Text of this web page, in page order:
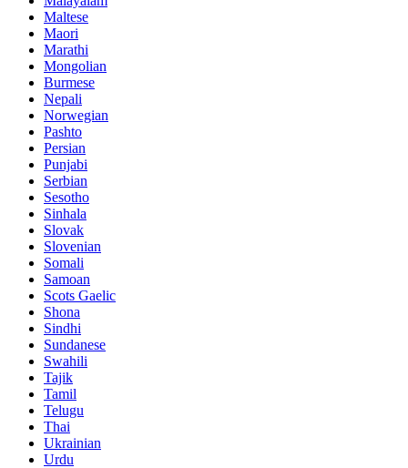
Maltese
Maori
Marathi
Mongolian
Burmese
Nepali
Norwegian
Pashto
Persian
Punjabi
Serbian
Sesotho
Sinhala
Slovak
Slovenian
Somali
Samoan
Scots Gaelic
Shona
Sindhi
Sundanese
Swahili
Tajik
Tamil
Telugu
Thai
Ukrainian
Urdu